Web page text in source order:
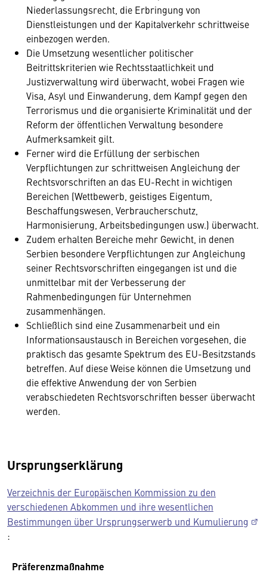
Niederlassungsrecht, die Erbringung von
Dienstleistungen und der Kapitalverkehr schrittweise
einbezogen werden.
Die Umsetzung wesentlicher politischer
Beitrittskriterien wie Rechtsstaatlichkeit und
Justizverwaltung wird überwacht, wobei Fragen wie
Visa, Asyl und Einwanderung, dem Kampf gegen den
Terrorismus und die organisierte Kriminalität und der
Reform der öffentlichen Verwaltung besondere
Aufmerksamkeit gilt.
Ferner wird die Erfüllung der serbischen
Verpflichtungen zur schrittweisen Angleichung der
Rechtsvorschriften an das EU-Recht in wichtigen
Bereichen (Wettbewerb, geistiges Eigentum,
Beschaffungswesen, Verbraucherschutz,
Harmonisierung, Arbeitsbedingungen usw.) überwacht.
Zudem erhalten Bereiche mehr Gewicht, in denen
Serbien besondere Verpflichtungen zur Angleichung
seiner Rechtsvorschriften eingegangen ist und die
unmittelbar mit der Verbesserung der
Rahmenbedingungen für Unternehmen
zusammenhängen.
Schließlich sind eine Zusammenarbeit und ein
Informationsaustausch in Bereichen vorgesehen, die
praktisch das gesamte Spektrum des EU-Besitzstands
betreffen. Auf diese Weise können die Umsetzung und
die effektive Anwendung der von Serbien
verabschiedeten Rechtsvorschriften besser überwacht
werden.
Ursprungserklärung
Verzeichnis der Europäischen Kommission zu den
verschiedenen Abkommen und ihre wesentlichen
Bestimmungen über Ursprungserwerb und Kumulierung
:
Präferenzmaßnahme